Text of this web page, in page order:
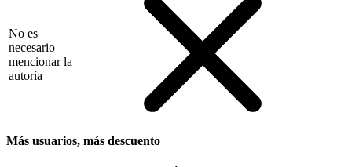
No es
necesario
mencionar la
autoría
Más usuarios, más descuento